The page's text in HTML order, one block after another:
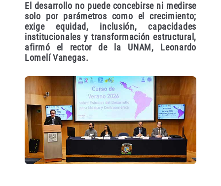
El desarrollo no puede concebirse ni medirse
solo por parámetros como el crecimiento;
exige equidad, inclusión, capacidades
institucionales y transformación estructural,
afirmó el rector de la UNAM, Leonardo
Lomelí Vanegas.